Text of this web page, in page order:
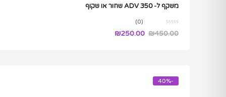
משקף ל- ADV 350 שחור או שקוף
(0)
₪450.00
₪250.00
-40%